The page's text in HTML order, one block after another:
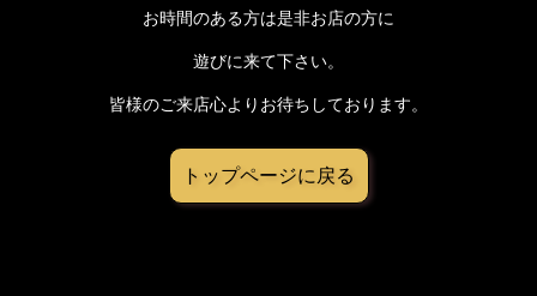
お時間のある方は是非お店の方に
遊びに来て下さい。
皆様のご来店心よりお待ちしております。
トップページに戻る